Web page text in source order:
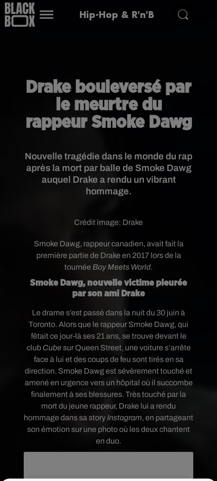
Hip-Hop & R'n'B
Drake bouleversé par
le meurtre du
rappeur Smoke Dawg
Nouvelle tragédie dans le monde du rap
après la mort par balle de Smoke Dawg
auquel Drake a rendu un vibrant
hommage.
Crédit image: Drake
Smoke Dawg, rappeur canadien, avait fait la
première partie de Drake en 2017 lors de la
tournée Boy Meets World.
Smoke Dawg, nouvelle victime pleurée
par son ami Drake
Le drame s’est passé dans la nuit du 30 juin à
Toronto. Alors que le rappeur Smoke Dawg, qui
fêtait ce jour-là ses 21 ans, se trouve devant le
club Cubesur Queen Street, une voiture s’arrête
face à lui et des coups de feu sont tirés en sa
direction. Smoke Dawg est sévèrement touché et
amené en urgence vers un hôpital où il succombe
finalement à ses blessures. Très touché par la
mort du jeune rappeur, Drake lui a rendu
hommage dans sa story Instagram, en partageant
son émotion sur une photo où les deux chantent
en duo.